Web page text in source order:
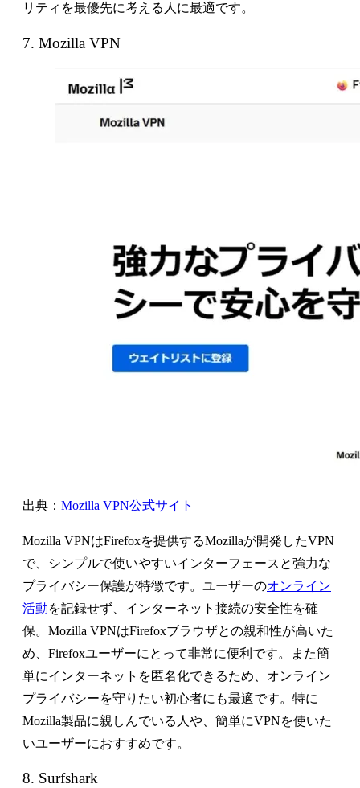
リティを最優先に考える人に最適です。
7. Mozilla VPN
出典： Mozilla VPN公式サイト
Mozilla VPNはFirefoxを提供するMozillaが開発したVPN
で、シンプルで使いやすいインターフェースと強力な
プライバシー保護が特徴です。ユーザーのオンライン
活動を記録せず、インターネット接続の安全性を確
保。Mozilla VPNはFirefoxブラウザとの親和性が高いた
め、Firefoxユーザーにとって非常に便利です。また簡
単にインターネットを匿名化できるため、オンライン
プライバシーを守りたい初心者にも最適です。特に
Mozilla製品に親しんでいる人や、簡単にVPNを使いた
いユーザーにおすすめです。
8. Surfshark